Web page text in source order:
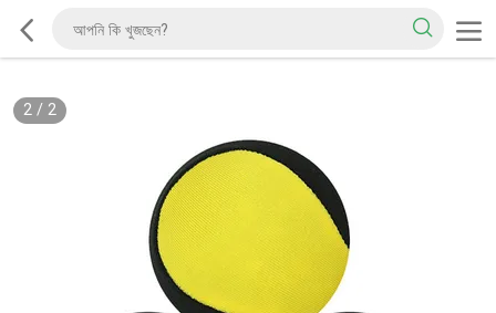
2/ 2